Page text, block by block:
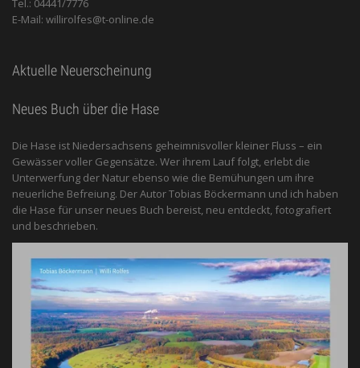
Tel.: 04441/7776
E-Mail: willirolfes@t-online.de
Aktuelle Neuerscheinung
Neues Buch über die Hase
Die Hase ist Niedersachsens geheimnisvoller kleiner Fluss – ein
Gewässer voller Gegensätze. Wer ihrem Lauf folgt, erlebt die
Unterwerfung der Natur ebenso wie die Bemühungen um ihre
neuerliche Befreiung. Der Autor Tobias Böckermann und ich haben
die Hase für unser neues Buch bereist, neu entdeckt, fotografiert
und beschrieben.